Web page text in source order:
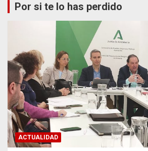
Por si te lo has perdido
ACTUALIDAD